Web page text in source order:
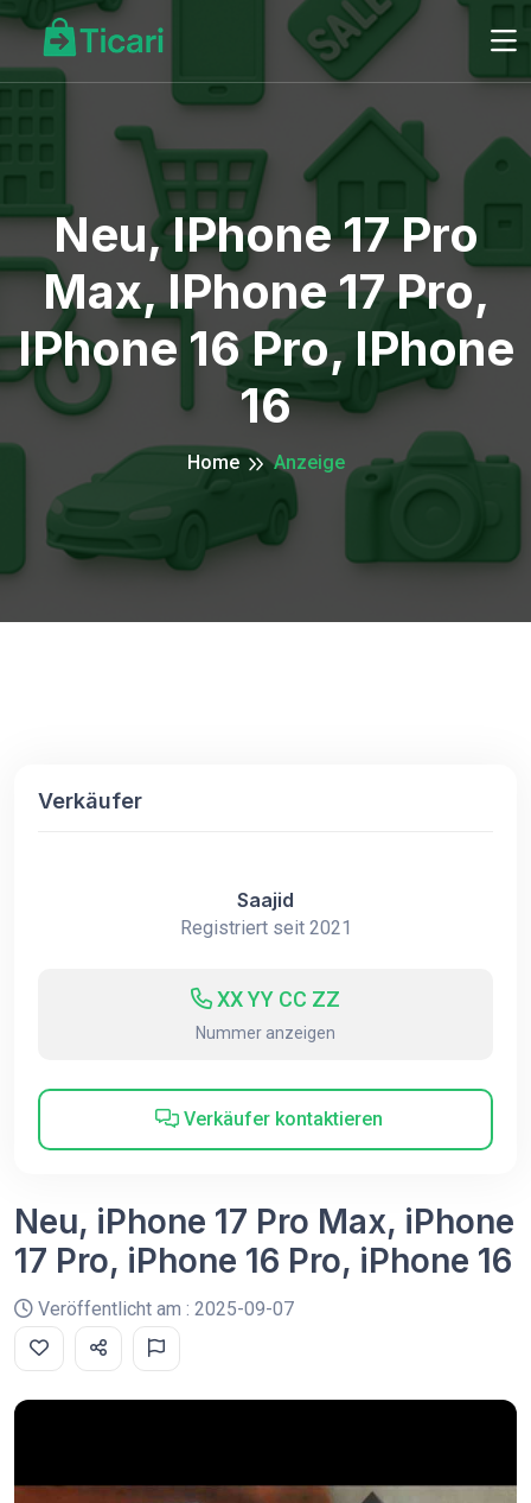
Neu, IPhone 17 Pro
Max, IPhone 17 Pro,
IPhone 16 Pro, IPhone
16
Home Anzeige
Verkäufer
Saajid
Registriert seit 2021
XX YY CC ZZ
Nummer anzeigen
Verkäufer kontaktieren
Neu, iPhone 17 Pro Max, iPhone
17 Pro, iPhone 16 Pro, iPhone 16
Veröffentlicht am : 2025-09-07